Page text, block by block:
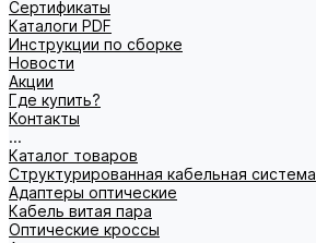
Сертификаты
Каталоги PDF
Инструкции по сборке
Новости
Акции
Где купить?
Контакты
...
Каталог товаров
Структурированная кабельная система
Адаптеры оптические
Кабель витая пара
Оптические кроссы